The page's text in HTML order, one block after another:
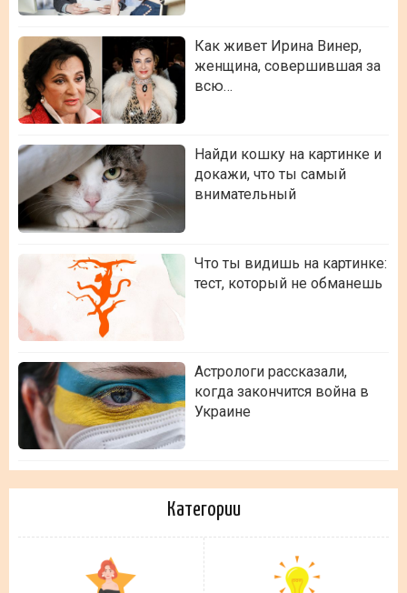
Как живет Ирина Винер,
женщина, совершившая за
всю…
Найди кошку на картинке и
докажи, что ты самый
внимательный
Что ты видишь на картинке:
тест, который не обманешь
Астрологи рассказали,
когда закончится война в
Украине
Категории